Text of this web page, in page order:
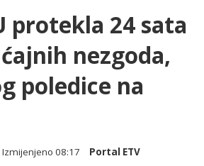
protekla 24 sata
nezgoda,
poledice na
08:17 Portal ETV